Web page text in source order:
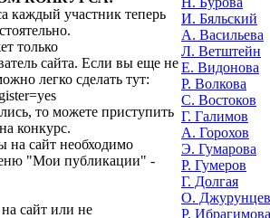
каждый участник теперь
только
сайта. Если вы еще не
легко сделать тут:
то можете приступить
конкурс.
на сайт необходимо
"Мои публикации" -
сайт или не
И. Бяльский
А. Васильева
Л. Ветштейн
Е. Видонова
Р. Волкова
С. Востоков
Г. Галимов
А. Горохов
Э. Гумарова
Р. Гумеров
Г. Долгая
О. Джурунцев
Р. Ибрагимова